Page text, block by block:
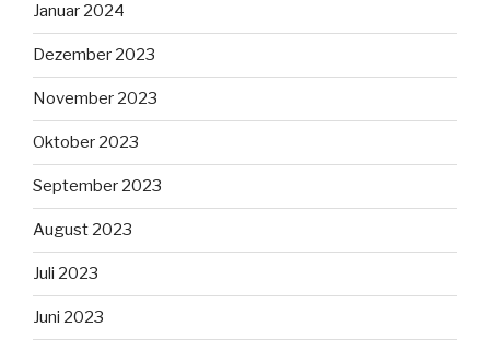
Januar 2024
Dezember 2023
November 2023
Oktober 2023
September 2023
August 2023
Juli 2023
Juni 2023